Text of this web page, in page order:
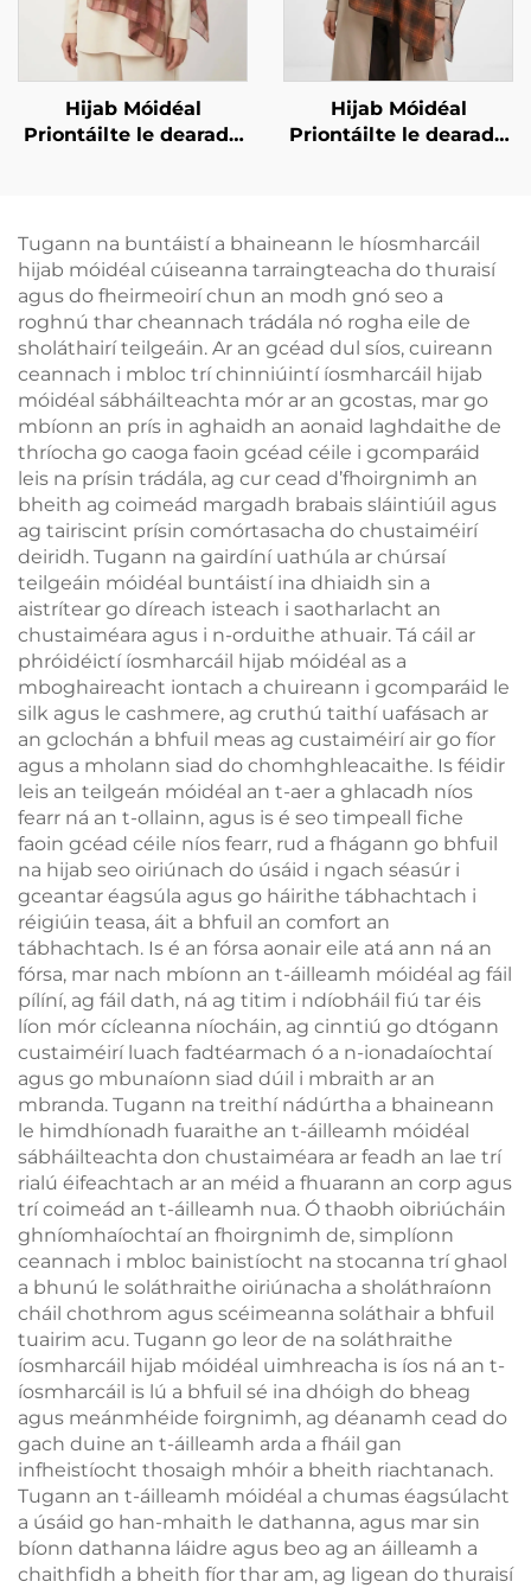
Hijab Móidéal
Priontáilte le dearadh
Hijab Móidéal
Priontáilte le dearadh
Tugann na buntáistí a bhaineann le híosmharcáil
hijab móidéal cúiseanna tarraingteacha do thuraisí
agus do fheirmeoirí chun an modh gnó seo a
roghnú thar cheannach trádála nó rogha eile de
sholáthairí teilgeáin. Ar an gcéad dul síos, cuireann
ceannach i mbloc trí chinniúintí íosmharcáil hijab
móidéal sábháilteachta mór ar an gcostas, mar go
mbíonn an prís in aghaidh an aonaid laghdaithe de
thríocha go caoga faoin gcéad céile i gcomparáid
leis na prísin trádála, ag cur cead d’fhoirgnimh an
bheith ag coimeád margadh brabais sláintiúil agus
ag tairiscint prísin comórtasacha do chustaiméirí
deiridh. Tugann na gairdíní uathúla ar chúrsaí
teilgeáin móidéal buntáistí ina dhiaidh sin a
aistrítear go díreach isteach i saotharlacht an
chustaiméara agus i n-orduithe athuair. Tá cáil ar
phróidéictí íosmharcáil hijab móidéal as a
mboghaireacht iontach a chuireann i gcomparáid le
silk agus le cashmere, ag cruthú taithí uafásach ar
an gclochán a bhfuil meas ag custaiméirí air go fíor
agus a mholann siad do chomhghleacaithe. Is féidir
leis an teilgeán móidéal an t-aer a ghlacadh níos
fearr ná an t-ollainn, agus is é seo timpeall fiche
faoin gcéad céile níos fearr, rud a fhágann go bhfuil
na hijab seo oiriúnach do úsáid i ngach séasúr i
gceantar éagsúla agus go háirithe tábhachtach i
réigiúin teasa, áit a bhfuil an comfort an
tábhachtach. Is é an fórsa aonair eile atá ann ná an
fórsa, mar nach mbíonn an t-áilleamh móidéal ag fáil
pílíní, ag fáil dath, ná ag titim i ndíobháil fiú tar éis
líon mór cícleanna níocháin, ag cinntiú go dtógann
custaiméirí luach fadtéarmach ó a n-ionadaíochtaí
agus go mbunaíonn siad dúil i mbraith ar an
mbranda. Tugann na treithí nádúrtha a bhaineann
le himdhíonadh fuaraithe an t-áilleamh móidéal
sábháilteachta don chustaiméara ar feadh an lae trí
rialú éifeachtach ar an méid a fhuarann an corp agus
trí coimeád an t-áilleamh nua. Ó thaobh oibriúcháin
ghníomhaíochtaí an fhoirgnimh de, simplíonn
ceannach i mbloc bainistíocht na stocanna trí ghaol
a bhunú le soláthraithe oiriúnacha a sholáthraíonn
cháil chothrom agus scéimeanna soláthair a bhfuil
tuairim acu. Tugann go leor de na soláthraithe
íosmharcáil hijab móidéal uimhreacha is íos ná an t-
íosmharcáil is lú a bhfuil sé ina dhóigh do bheag
agus meánmhéide foirgnimh, ag déanamh cead do
gach duine an t-áilleamh arda a fháil gan
infheistíocht thosaigh mhóir a bheith riachtanach.
Tugann an t-áilleamh móidéal a chumas éagsúlacht
a úsáid go han-mhaith le dathanna, agus mar sin
bíonn dathanna láidre agus beo ag an áilleamh a
chaithfidh a bheith fíor thar am, ag ligean do thuraisí